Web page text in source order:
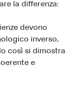
la differenza:
devono
inverso,
così si dimostra
e